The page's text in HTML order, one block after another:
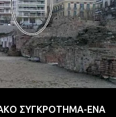
ΣΥΓΚΡΟΤΗΜΑ-ΕΝΑ